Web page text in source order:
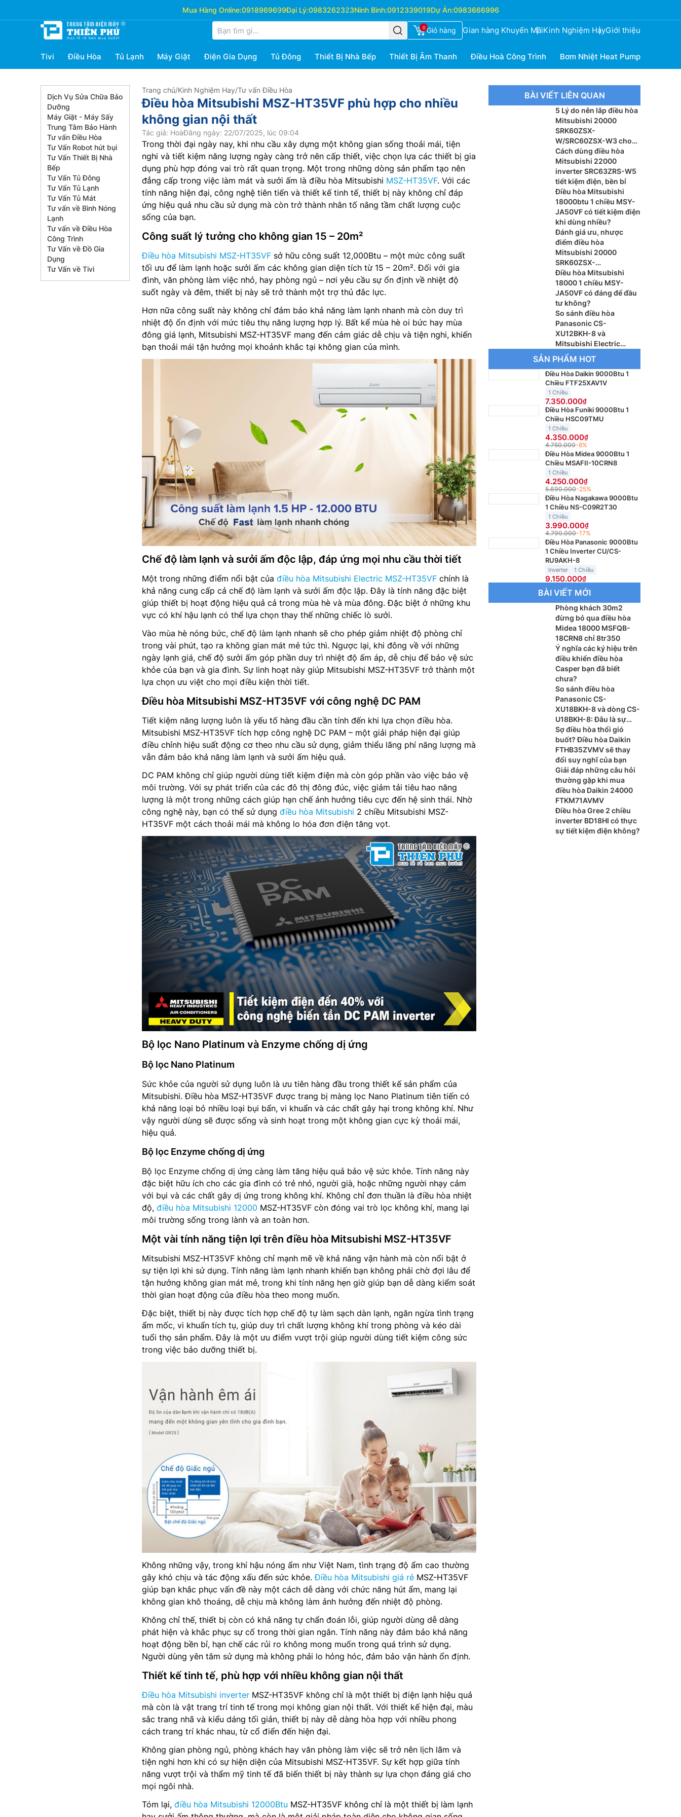
Mua Hàng Online:0918969699Đại Lý:0983262323Ninh Bình:0912339019Dự Án:0983666996
0 Giỏ hàng Gian hàng Khuyến MãiKinh Nghiệm HayGiới thiệu
Tivi Điều Hòa Tủ Lạnh Máy Giặt Điện Gia Dụng Tủ Đông Thiết Bị Nhà Bếp Thiết Bị Âm Thanh Điều Hoà Công Trình Bơm Nhiệt Heat Pump
Dịch Vụ Sửa Chữa Bảo
Dưỡng
Máy Giặt - Máy Sấy
Trung Tâm Bảo Hành
Tư vấn Điều Hòa
Tư Vấn Robot hút bụi
Tư Vấn Thiết Bị Nhà
Bếp
Tư Vấn Tủ Đông
Tư Vấn Tủ Lạnh
Tư Vấn Tủ Mát
Tư vấn về Bình Nóng
Lạnh
Tư vấn về Điều Hòa
Công Trình
Tư Vấn về Đồ Gia
Dụng
Tư Vấn về Tivi
Trang chủ/Kinh Nghiệm Hay/Tư vấn Điều Hòa
Điều hòa Mitsubishi MSZ-HT35VF phù hợp cho nhiều
không gian nội thất
Tác giả: HoàĐăng ngày: 22/07/2025, lúc 09:04
Trong thời đại ngày nay, khi nhu cầu xây dựng một không gian sống thoải mái, tiện
nghi và tiết kiệm năng lượng ngày càng trở nên cấp thiết, việc chọn lựa các thiết bị gia
dụng phù hợp đóng vai trò rất quan trọng. Một trong những dòng sản phẩm tạo nên
đẳng cấp trong việc làm mát và sưởi ấm là điều hòa Mitsubishi MSZ-HT35VF. Với các
tính năng hiện đại, công nghệ tiên tiến và thiết kế tinh tế, thiết bị này không chỉ đáp
ứng hiệu quả nhu cầu sử dụng mà còn trở thành nhân tố nâng tầm chất lượng cuộc
sống của bạn.
Công suất lý tưởng cho không gian 15 – 20m²
Điều hòa Mitsubishi MSZ-HT35VF sở hữu công suất 12,000Btu – một mức công suất
tối ưu để làm lạnh hoặc sưởi ấm các không gian diện tích từ 15 – 20m². Đối với gia
đình, văn phòng làm việc nhỏ, hay phòng ngủ – nơi yêu cầu sự ổn định về nhiệt độ
suốt ngày và đêm, thiết bị này sẽ trở thành một trợ thủ đắc lực.
Hơn nữa công suất này không chỉ đảm bảo khả năng làm lạnh nhanh mà còn duy trì
nhiệt độ ổn định với mức tiêu thụ năng lượng hợp lý. Bất kể mùa hè oi bức hay mùa
đông giá lạnh, Mitsubishi MSZ-HT35VF mang đến cảm giác dễ chịu và tiện nghi, khiến
bạn thoải mái tận hưởng mọi khoảnh khắc tại không gian của mình.
Chế độ làm lạnh và sưởi ấm độc lập, đáp ứng mọi nhu cầu thời tiết
Một trong những điểm nổi bật của điều hòa Mitsubishi Electric MSZ-HT35VF chính là
khả năng cung cấp cả chế độ làm lạnh và sưởi ấm độc lập. Đây là tính năng đặc biệt
giúp thiết bị hoạt động hiệu quả cả trong mùa hè và mùa đông. Đặc biệt ở những khu
vực có khí hậu lạnh có thể lựa chọn thay thế những chiếc lò sưởi.
Vào mùa hè nóng bức, chế độ làm lạnh nhanh sẽ cho phép giảm nhiệt độ phòng chỉ
trong vài phút, tạo ra không gian mát mẻ tức thì. Ngược lại, khi đông về với những
ngày lạnh giá, chế độ sưởi ấm góp phần duy trì nhiệt độ ấm áp, dễ chịu để bảo vệ sức
khỏe của bạn và gia đình. Sự linh hoạt này giúp Mitsubishi MSZ-HT35VF trở thành một
lựa chọn ưu việt cho mọi điều kiện thời tiết.
Điều hòa Mitsubishi MSZ-HT35VF với công nghệ DC PAM
Tiết kiệm năng lượng luôn là yếu tố hàng đầu cần tính đến khi lựa chọn điều hòa.
Mitsubishi MSZ-HT35VF tích hợp công nghệ DC PAM – một giải pháp hiện đại giúp
điều chỉnh hiệu suất động cơ theo nhu cầu sử dụng, giảm thiểu lãng phí năng lượng mà
vẫn đảm bảo khả năng làm lạnh và sưởi ấm hiệu quả.
DC PAM không chỉ giúp người dùng tiết kiệm điện mà còn góp phần vào việc bảo vệ
môi trường. Với sự phát triển của các đô thị đông đúc, việc giảm tải tiêu hao năng
lượng là một trong những cách giúp hạn chế ảnh hưởng tiêu cực đến hệ sinh thái. Nhờ
công nghệ này, bạn có thể sử dụng điều hòa Mitsubishi 2 chiều Mitsubishi MSZ-
HT35VF một cách thoải mái mà không lo hóa đơn điện tăng vọt.
Bộ lọc Nano Platinum và Enzyme chống dị ứng
Bộ lọc Nano Platinum
Sức khỏe của người sử dụng luôn là ưu tiên hàng đầu trong thiết kế sản phẩm của
Mitsubishi. Điều hòa MSZ-HT35VF được trang bị màng lọc Nano Platinum tiên tiến có
khả năng loại bỏ nhiều loại bụi bẩn, vi khuẩn và các chất gây hại trong không khí. Như
vậy người dùng sẽ được sống và sinh hoạt trong một không gian cực kỳ thoải mái,
hiệu quả.
Bộ lọc Enzyme chống dị ứng
Bộ lọc Enzyme chống dị ứng càng làm tăng hiệu quả bảo vệ sức khỏe. Tính năng này
đặc biệt hữu ích cho các gia đình có trẻ nhỏ, người già, hoặc những người nhạy cảm
với bụi và các chất gây dị ứng trong không khí. Không chỉ đơn thuần là điều hòa nhiệt
độ, điều hòa Mitsubishi 12000 MSZ-HT35VF còn đóng vai trò lọc không khí, mang lại
môi trường sống trong lành và an toàn hơn.
Một vài tính năng tiện lợi trên điều hòa Mitsubishi MSZ-HT35VF
Mitsubishi MSZ-HT35VF không chỉ mạnh mẽ về khả năng vận hành mà còn nổi bật ở
sự tiện lợi khi sử dụng. Tính năng làm lạnh nhanh khiến bạn không phải chờ đợi lâu để
tận hưởng không gian mát mẻ, trong khi tính năng hẹn giờ giúp bạn dễ dàng kiểm soát
thời gian hoạt động của điều hòa theo mong muốn.
Đặc biệt, thiết bị này được tích hợp chế độ tự làm sạch dàn lạnh, ngăn ngừa tình trạng
ẩm mốc, vi khuẩn tích tụ, giúp duy trì chất lượng không khí trong phòng và kéo dài
tuổi thọ sản phẩm. Đây là một ưu điểm vượt trội giúp người dùng tiết kiệm công sức
trong việc bảo dưỡng thiết bị.
Không những vậy, trong khí hậu nóng ẩm như Việt Nam, tình trạng độ ẩm cao thường
gây khó chịu và tác động xấu đến sức khỏe.Điều hòa Mitsubishi giá rẻ MSZ-HT35VF
giúp bạn khắc phục vấn đề này một cách dễ dàng với chức năng hút ẩm, mang lại
không gian khô thoáng, dễ chịu mà không làm ảnh hưởng đến nhiệt độ phòng.
Không chỉ thế, thiết bị còn có khả năng tự chẩn đoán lỗi, giúp người dùng dễ dàng
phát hiện và khắc phục sự cố trong thời gian ngắn. Tính năng này đảm bảo khả năng
hoạt động bền bỉ, hạn chế các rủi ro không mong muốn trong quá trình sử dụng.
Người dùng yên tâm sử dụng mà không phải lo hỏng hóc, đảm bảo vận hành ổn định.
Thiết kế tinh tế, phù hợp với nhiều không gian nội thất
Điều hòa Mitsubishi inverter MSZ-HT35VF không chỉ là một thiết bị điện lạnh hiệu quả
mà còn là vật trang trí tinh tế trong mọi không gian nội thất. Với thiết kế hiện đại, màu
sắc trang nhã và kiểu dáng tối giản, thiết bị này dễ dàng hòa hợp với nhiều phong
cách trang trí khác nhau, từ cổ điển đến hiện đại.
Không gian phòng ngủ, phòng khách hay văn phòng làm việc sẽ trở nên lịch lãm và
tiện nghi hơn khi có sự hiện diện của Mitsubishi MSZ-HT35VF. Sự kết hợp giữa tính
năng vượt trội và thẩm mỹ tinh tế đã biến thiết bị này thành sự lựa chọn đáng giá cho
mọi ngôi nhà.
Tóm lại, điều hòa Mitsubishi 12000Btu MSZ-HT35VF không chỉ là một thiết bị làm lạnh
BÀI VIẾT LIÊN QUAN
5 Lý do nên lắp điều hòa
Mitsubishi 20000
SRK60ZSX-
W/SRC60ZSX-W3 cho
phòng khách
Cách dùng điều hòa
Mitsubishi 22000
inverter SRC63ZRS-W5
tiết kiệm điện, bền bỉ
Điều hòa Mitsubishi
18000btu 1 chiều MSY-
JA50VF có tiết kiệm điện
khi dùng nhiều?
Đánh giá ưu, nhược
điểm điều hòa
Mitsubishi 20000
SRK60ZSX-
W/SRC60ZSX-W3
Điều hòa Mitsubishi
18000 1 chiều MSY-
JA50VF có đáng để đầu
tư không?
So sánh điều hòa
Panasonic CS-
XU12BKH-8 và
Mitsubishi Electric
MSY-JA35VF, máy nào
đáng dùng hơn?
SẢN PHẨM HOT
Điều Hòa Daikin 9000Btu 1
Chiều FTF25XAV1V
1 Chiều
7.350.000
Điều Hòa Funiki 9000Btu 1
Chiều HSC09TMU
1 Chiều
4.350.000
4.750.000-8%
Điều Hòa Midea 9000Btu 1
Chiều MSAFII-10CRN8
1 Chiều
4.250.000
5.690.000-25%
Điều Hòa Nagakawa 9000Btu
1 Chiều NS-C09R2T30
1 Chiều
3.990.000
4.790.000-17%
Điều Hòa Panasonic 9000Btu
1 Chiều Inverter CU/CS-
RU9AKH-8
Inverter 1 Chiều
9.150.000
BÀI VIẾT MỚI
Phòng khách 30m2
đừng bỏ qua điều hòa
Midea 18000 MSFQB-
18CRN8 chỉ 8tr350
Ý nghĩa các ký hiệu trên
điều khiển điều hòa
Casper bạn đã biết
chưa?
So sánh điều hòa
Panasonic CS-
XU18BKH-8 và dòng CS-
U18BKH-8: Đâu là sự
khác biệt?
Sợ điều hòa thổi gió
buốt? Điều hòa Daikin
FTHB35ZVMV sẽ thay
đổi suy nghĩ của bạn
Giải đáp những câu hỏi
thường gặp khi mua
điều hòa Daikin 24000
FTKM71AVMV
Điều hòa Gree 2 chiều
inverter BD18HI có thực
sự tiết kiệm điện không?